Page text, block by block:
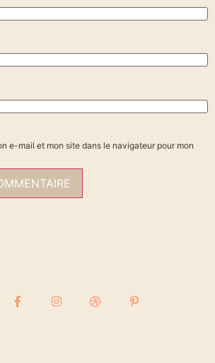
e-mail et mon site dans le navigateur pour mon